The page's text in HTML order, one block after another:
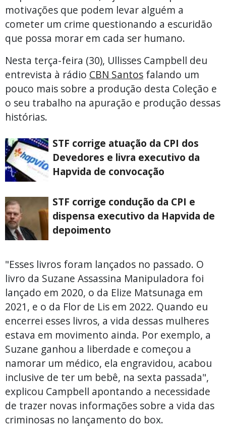
motivações que podem levar alguém a
cometer um crime questionando a escuridão
que possa morar em cada ser humano.
Nesta terça-feira (30), Ullisses Campbell deu
entrevista à rádio CBN Santos falando um
pouco mais sobre a produção desta Coleção e
o seu trabalho na apuração e produção dessas
histórias.
STF corrige atuação da CPI dos
Devedores e livra executivo da
Hapvida de convocação
STF corrige condução da CPI e
dispensa executivo da Hapvida de
depoimento
"Esses livros foram lançados no passado. O
livro da Suzane Assassina Manipuladora foi
lançado em 2020, o da Elize Matsunaga em
2021, e o da Flor de Lis em 2022. Quando eu
encerrei esses livros, a vida dessas mulheres
estava em movimento ainda. Por exemplo, a
Suzane ganhou a liberdade e começou a
namorar um médico, ela engravidou, acabou
inclusive de ter um bebê, na sexta passada",
explicou Campbell apontando a necessidade
de trazer novas informações sobre a vida das
criminosas no lançamento do box.